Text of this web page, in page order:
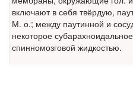
Закон о праве родителей
включают в себя твёрдую,
М. о.; между паутинной и
некоторое
спинномозговой жидкостью.